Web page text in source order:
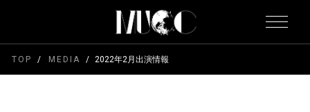
TOP MEDIA 2022年2月出演情報